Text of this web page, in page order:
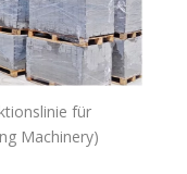
für
Machinery)